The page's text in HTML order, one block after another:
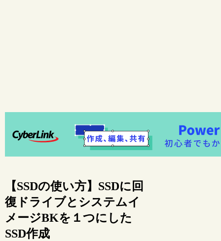
【SSDの使い方】SSDに回
復ドライブとシステムイ
メージBKを１つにした
SSD作成